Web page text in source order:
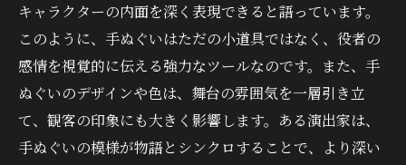
キャラクターの内面を深く表現できると語っています。
このように、手ぬぐいはただの小道具ではなく、役者の
感情を視覚的に伝える強力なツールなのです。また、手
ぬぐいのデザインや色は、舞台の雰囲気を一層引き立
て、観客の印象にも大きく影響します。ある演出家は、
手ぬぐいの模様が物語とシンクロすることで、より深い